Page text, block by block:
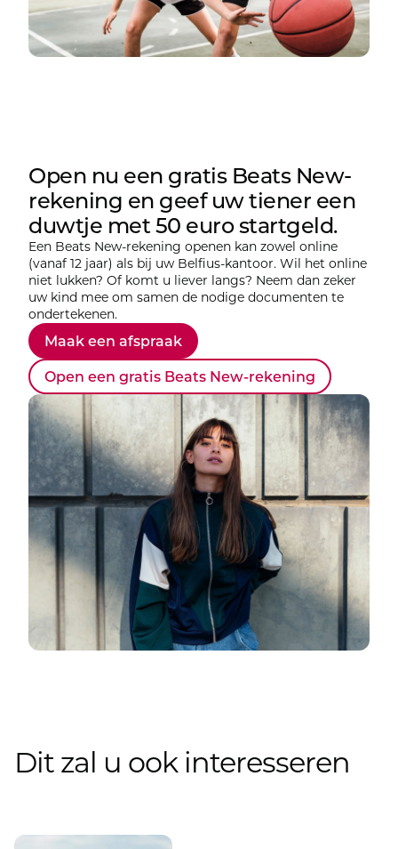
Open nu een gratis Beats New-
rekening en geef uw tiener een
duwtje met 50 euro startgeld.
Een Beats New-rekening openen kan zowel online
(vanaf 12 jaar) als bij uw Belfius-kantoor. Wil het online
niet lukken? Of komt u liever langs? Neem dan zeker
uw kind mee om samen de nodige documenten te
ondertekenen.
Maak een afspraak
Open een gratis Beats New-rekening
Dit zal u ook interesseren